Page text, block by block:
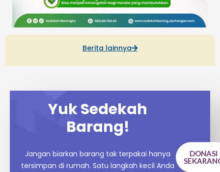
Berita lainnya
Yuk Sedekah
Barang!
Jangan biarkan barang tak terpakai hanya
tersimpan di rumah. Satu langkah kecil Anda
DONASI